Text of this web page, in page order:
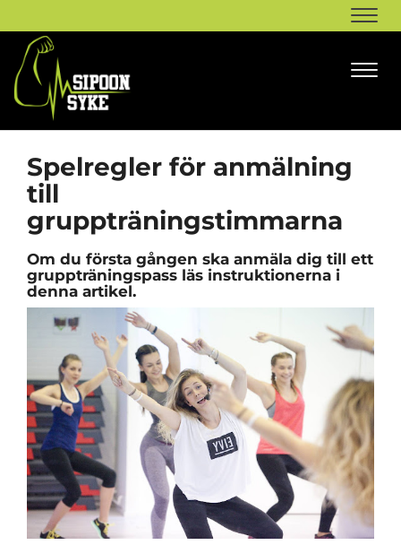
Spelregler för anmälning
till
gruppträningstimmarna
Om du första gången ska anmäla dig till ett
gruppträningspass läs instruktionerna i
denna artikel.